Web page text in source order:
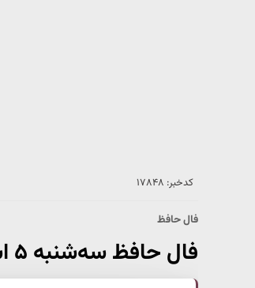
کدخبر: ۱۷۸۴۸
فال حافظ
فال حافظ سه‌شنبه ۵ اسفند ۱۴۰۴ | تفسیر کامل فال حافظ شما